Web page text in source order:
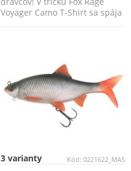
Voyager Camo T-Shirt sa spája
Kód: 0221622_MAS
3 varianty